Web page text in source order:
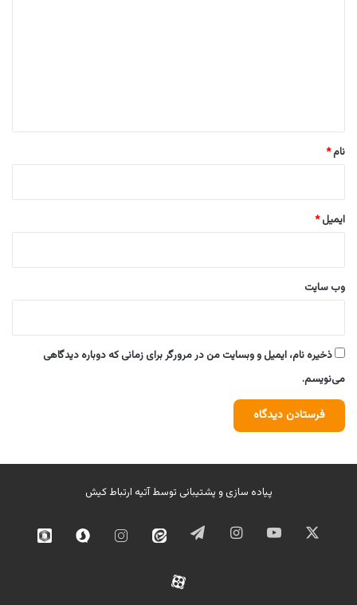
نام*
ایمیل*
وب‌ سایت
ذخیره نام، ایمیل و وبسایت من در مرورگر برای زمانی که دوباره دیدگاهی
می‌نویسم.
پیاده سازی و پشتیبانی توسطآتیه ارتباط کیش
ایکس یوتیوب اینستاگرامتلگرام ایتا
اینستاگرامسروش